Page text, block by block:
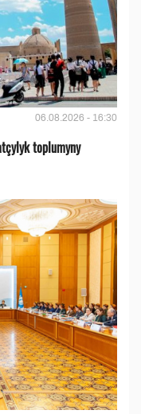
06.08.2026 - 16:30
toplumyny